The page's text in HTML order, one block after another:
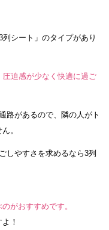
シート」のタイプがあり
迫感が少なく快適に過ご
路があるので、隣の人がト
。
しやすさを求めるなら3列
がおすすめです。
！